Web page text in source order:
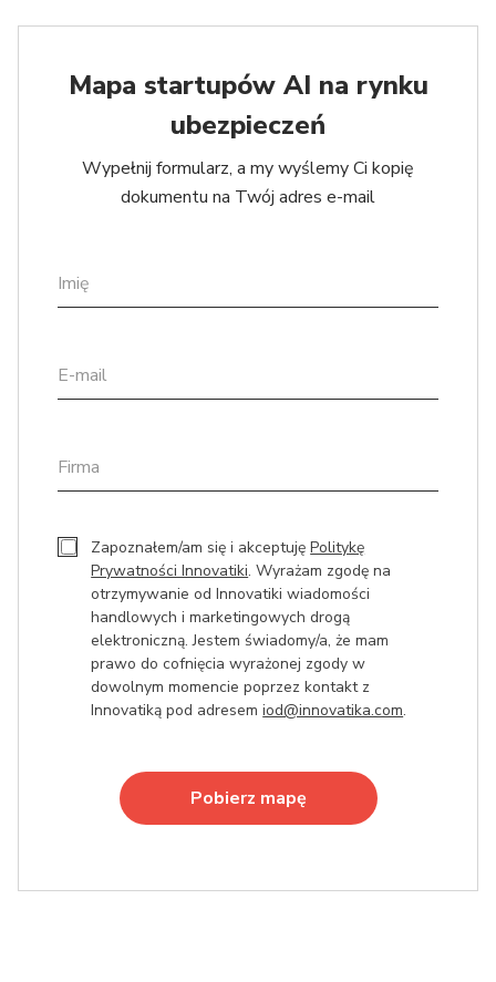
Mapa startupów AI na rynku
ubezpieczeń
Wypełnij formularz, a my wyślemy Ci kopię
dokumentu na Twój adres e-mail
Zapoznałem/am się i akceptujęPolitykę
Prywatności Innovatiki. Wyrażam zgodę na
otrzymywanie od Innovatiki wiadomości
handlowych i marketingowych drogą
elektroniczną. Jestem świadomy/a, że mam
prawo do cofnięcia wyrażonej zgody w
dowolnym momencie poprzez kontakt z
Innovatiką pod adresemiod@innovatika.com.
Pobierz mapę